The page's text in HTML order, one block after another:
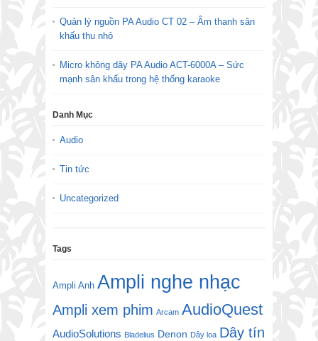
Quản lý nguồn PA Audio CT 02 – Âm thanh sân
khấu thu nhỏ
Micro không dây PA Audio ACT-6000A – Sức
mạnh sân khấu trong hệ thống karaoke
Danh Mục
Audio
Tin tức
Uncategorized
Tags
Ampli Anh Ampli nghe nhạc
Ampli xem phim Arcam AudioQuest
AudioSolutions Bladelius Denon Dây loa Dây tín